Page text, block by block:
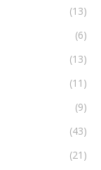
(13)
(6)
(13)
(11)
(9)
(43)
(21)